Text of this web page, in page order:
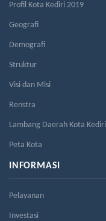
Profil Kota Kediri 2019
Geografi
Demografi
Struktur
Visi dan Misi
Renstra
Lambang Daerah Kota Kediri
Peta Kota
INFORMASI
Pelayanan
Investasi